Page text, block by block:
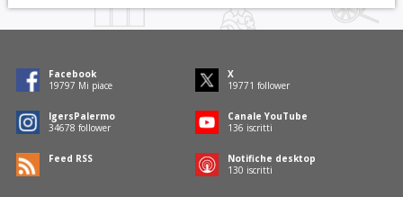
Facebook
19797 Mi piace
X
19771 follower
IgersPalermo
34678 follower
Canale YouTube
136 iscritti
Feed RSS
Notifiche desktop
130 iscritti